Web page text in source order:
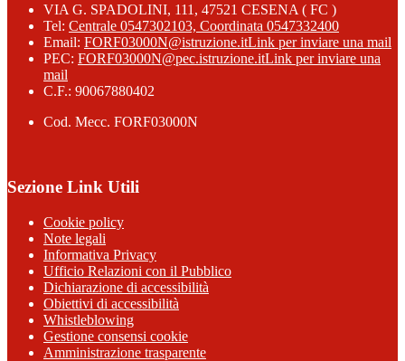
VIA G. SPADOLINI, 111, 47521 CESENA ( FC )
Tel: Centrale 0547302103, Coordinata 0547332400
Email: FORF03000N@istruzione.itLink per inviare una mail
PEC: FORF03000N@pec.istruzione.itLink per inviare una
mail
C.F.: 90067880402
Cod. Mecc. FORF03000N
Sezione Link Utili
Cookie policy
Note legali
Informativa Privacy
Ufficio Relazioni con il Pubblico
Dichiarazione di accessibilità
Obiettivi di accessibilità
Whistleblowing
Gestione consensi cookie
Amministrazione trasparente